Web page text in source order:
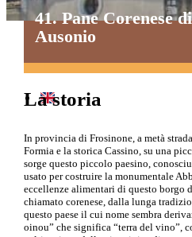
Vegetali
41. Pane Corenese
Ausonio
La storia
In provincia di Frosinone, a metà
Formia e la storica Cassino, su una
sorge questo piccolo paesino,
usato per costruire la monumentale
eccellenze alimentari di questo borgo
chiamato corenese, dalla lunga
questo paese il cui nome sembra
oinou” che significa “terra del vino”,